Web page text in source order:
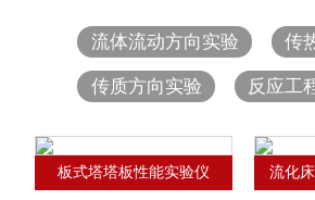
流体流动方向实验 传
传质方向实验 反应工
板式塔塔板性能实验仪 流化